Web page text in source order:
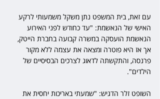
עם זאת, בית המשפט נתן משקל משמעותי לרקע
האישי של הנאשמת: "עד כחודש לפני האירוע
הנאשמת הועסקה במשרה קבועה בחברת הייטק,
אך אז היא פוטרה ומצאה את עצמה ללא מקור
פרנסה, והתקשתה לדאוג לצרכים הבסיסיים של
הילדים".
השופט זלר הדגיש: "שמעתי באריכות יחסית את